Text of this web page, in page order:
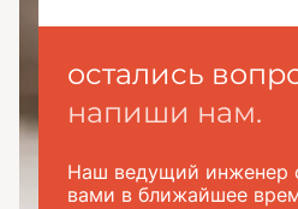
остались
напиши нам.
Наш ведущий инженер
вами в ближайшее